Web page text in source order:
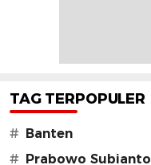
TAG TERPOPULER
# Banten
# Prabowo Subianto